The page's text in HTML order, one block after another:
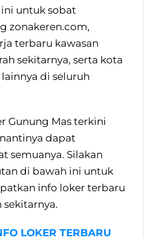
untuk sobat
zonakeren.com,
terbaru kawasan
sekitarnya, serta kota
di seluruh
Gunung Mas terkini
dapat
semuanya. Silakan
di bawah ini untuk
info loker terbaru
sekitarnya.
LOKER TERBARU